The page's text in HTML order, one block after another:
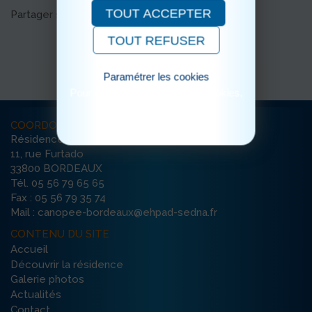
Partager sur les réseaux sociaux
COORDONNÉES
Résidence La Canopée
11, rue Furtado
33800 BORDEAUX
Tél. 05 56 79 65 65
Fax : 05 56 79 35 74
Mail : canopee-bordeaux@ehpad-sedna.fr
CONTENU DU SITE
Accueil
Découvrir la résidence
Galerie photos
Actualités
Contact
TOUT ACCEPTER
TOUT REFUSER
Paramétrer les cookies